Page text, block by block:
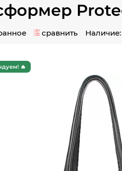
сравнить Наличие:
🔥
на